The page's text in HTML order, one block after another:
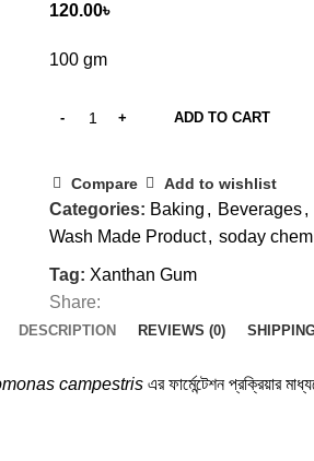
120.00৳
100 gm
ADD TO CART
Compare Add to wishlist
Categories: Baking , Beverages,
Wash Made Product, soday chem
Tag: Xanthan Gum
Share:
DESCRIPTION REVIEWS (0)
campestris এর ফার্মেন্টেশন প্রক্রিয়ার